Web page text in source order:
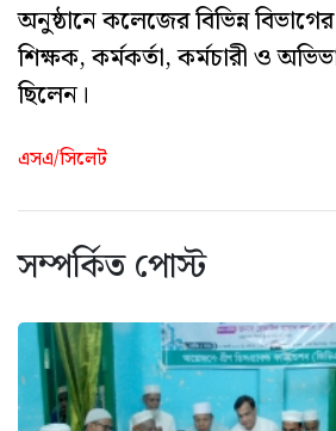
অনুষ্ঠানে কলেজের বিভিন্ন
শিক্ষক, কর্মকর্তা, কর্মচারী ও
ছিলেন।
এসএ/সিলেট
সম্পর্কিত পোস্ট